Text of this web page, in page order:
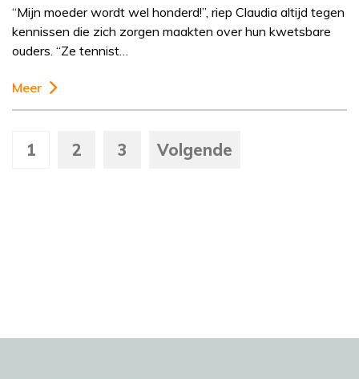
“Mijn moeder wordt wel honderd!”, riep Claudia altijd tegen
kennissen die zich zorgen maakten over hun kwetsbare
ouders. “Ze tennist…
Meer
1 2 3 Volgende